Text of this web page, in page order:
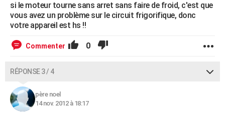
si le moteur tourne sans arret sans faire de froid, c'est que
vous avez un problème sur le circuit frigorifique, donc
votre appareil est hs !!
Commenter 0
RÉPONSE 3 / 4
père noel
14 nov. 2012 à 18:17